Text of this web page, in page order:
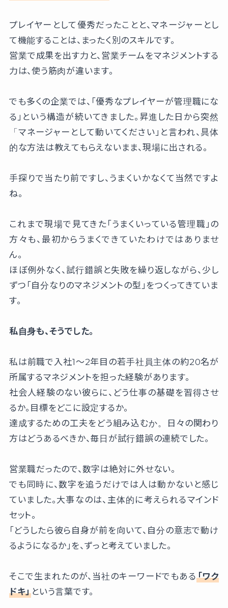
プレイヤーとして優秀だったことと、マネージャーとし
て機能することは、まったく別のスキルです。
営業で成果を出す力と、営業チームをマネジメントする
力は、使う筋肉が違います。
でも多くの企業では、「優秀なプレイヤーが管理職にな
る」という構造が続いてきました。昇進した日から突然
「マネージャーとして動いてください」と言われ、具体
的な方法は教えてもらえないまま、現場に出される。
手探りで当たり前ですし、うまくいかなくて当然ですよ
ね。
これまで現場で見てきた「うまくいっている管理職」の
方々も、最初からうまくできていたわけではありませ
ん。
ほぼ例外なく、試行錯誤と失敗を繰り返しながら、少し
ずつ「自分なりのマネジメントの型」をつくってきていま
す。
私自身も、そうでした。
私は前職で入社1〜2年目の若手社員主体の約20名が
所属するマネジメントを担った経験があります。
社会人経験のない彼らに、どう仕事の基礎を習得させ
るか。目標をどこに設定するか。
達成するための工夫をどう組み込むか。日々の関わり
方はどうあるべきか、毎日が試行錯誤の連続でした。
営業職だったので、数字は絶対に外せない。
でも同時に、数字を追うだけでは人は動かないと感じ
ていました。大事なのは、主体的に考えられるマインド
セット。
「どうしたら彼ら自身が前を向いて、自分の意志で動け
るようになるか」を、ずっと考えていました。
そこで生まれたのが、当社のキーワードでもある「ワク
ドキ」 という言葉です。